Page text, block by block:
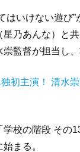
いけない遊び
乃あんな）と
監督が担当し
初主演！ 清水
校の階段 その
まる。